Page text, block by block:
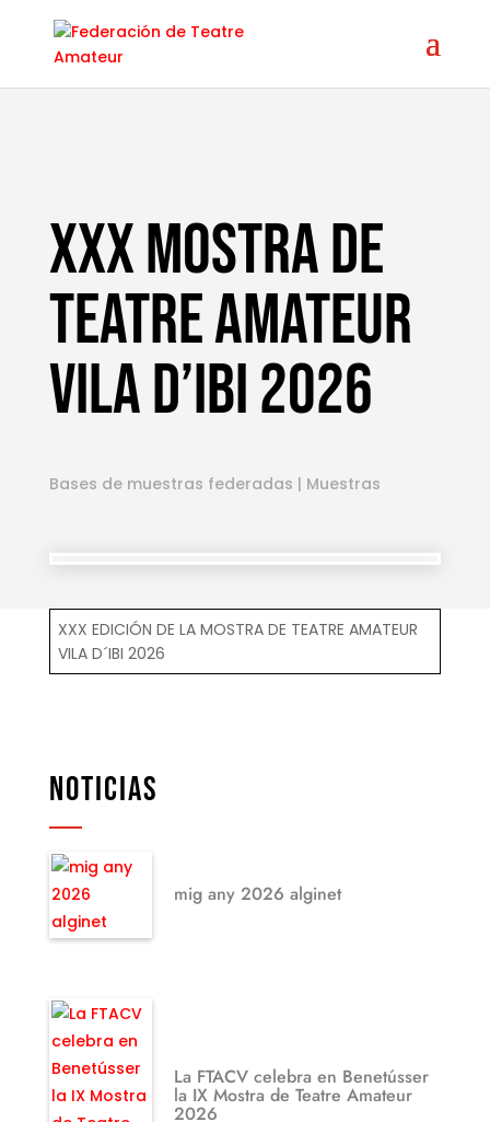
XXX MOSTRA DE
TEATRE AMATEUR
VILA D’IBI 2026
Bases de muestras federadas | Muestras
NOTICIAS
mig any 2026 alginet
La FTACV celebra en Benetússer
la IX Mostra de Teatre Amateur
2026
XXX EDICIÓN DE LA MOSTRA DE TEATRE AMATEUR
VILA D´IBI 2026